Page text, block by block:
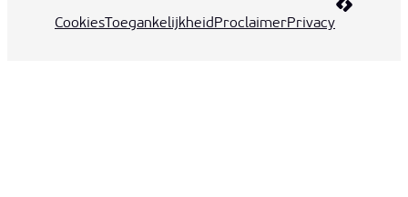
Cookies ToegankelijkheidProclaimerPrivacy
LCP nv